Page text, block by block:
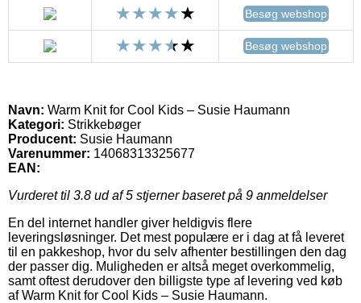
Besøg webshop
Besøg webshop
Navn: Warm Knit for Cool Kids – Susie Haumann
Kategori: Strikkebøger
Producent: Susie Haumann
Varenummer: 14068313325677
EAN:
Vurderet til 3.8 ud af 5 stjerner baseret på 9 anmeldelser
En del internet handler giver heldigvis flere
leveringsløsninger. Det mest populære er i dag at få leveret
til en pakkeshop, hvor du selv afhenter bestillingen den dag
der passer dig. Muligheden er altså meget overkommelig,
samt oftest derudover den billigste type af levering ved køb
af Warm Knit for Cool Kids – Susie Haumann.